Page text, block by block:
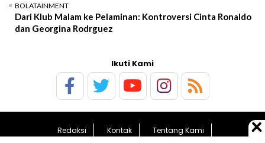
BOLATAINMENT
Dari Klub Malam ke Pelaminan: Kontroversi Cinta Ronaldo
dan Georgina Rodrguez
Ikuti Kami
Redaksi Kontak Tentang Kami